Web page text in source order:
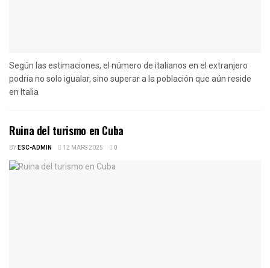
Según las estimaciones, el número de italianos en el extranjero
podría no solo igualar, sino superar a la población que aún reside
en Italia
Ruina del turismo en Cuba
BYESC-ADMIN 12 MARS 2025 0